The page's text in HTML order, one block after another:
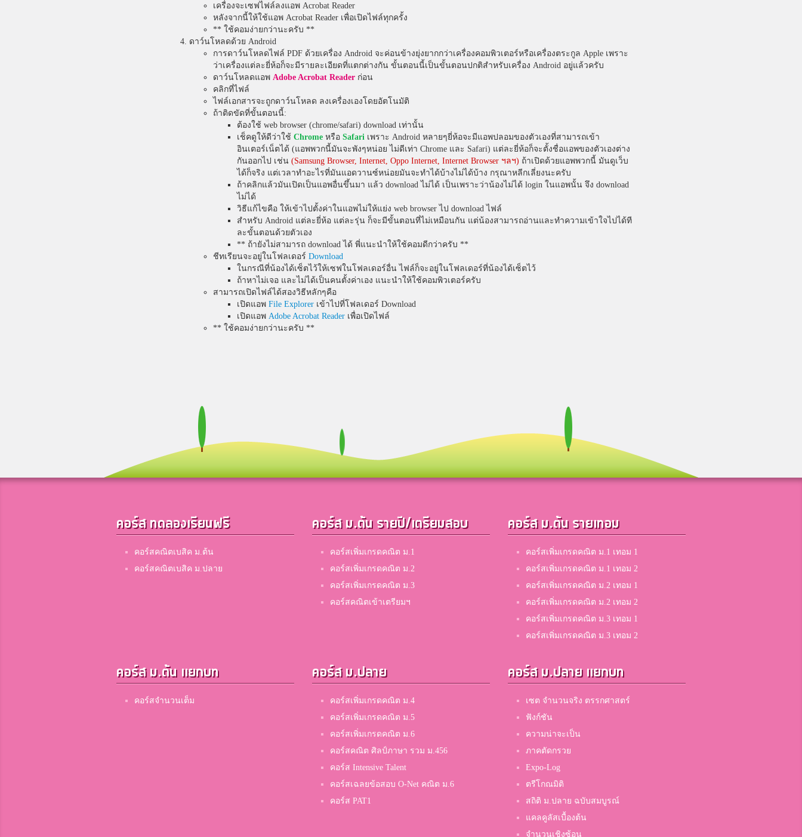
เครื่องจะเซฟไฟล์ลงแอพ Acrobat Reader
หลังจากนี้ให้ใช้แอพ Acrobat Reader เพื่อเปิดไฟล์ทุกครั้ง
** ใช้คอมง่ายกว่านะครับ **
ดาว์นโหลดด้วย Android
การดาว์นโหลดไฟล์ PDF ด้วยเครื่อง Android จะค่อนข้างยุ่งยากกว่าเครื่องคอมพิวเตอร์หรือเครื่องตระกูล Apple เพราะ
ว่าเครื่องแต่ละยี่ห้อก็จะมีรายละเอียดที่แตกต่างกัน ขั้นตอนนี้เป็นขั้นตอนปกติสำหรับเครื่อง Android อยู่แล้วครับ
ดาว์นโหลดแอพ Adobe Acrobat Reader ก่อน
คลิกที่ไฟล์
ไฟล์เอกสารจะถูกดาว์นโหลด ลงเครื่องเองโดยอัตโนมัติ
ถ้าติดขัดที่ขั้นตอนนี้:
ต้องใช้ web browser (chrome/safari) download เท่านั้น
เช็คดูให้ดีว่าใช้ Chrome หรือ Safari เพราะ Android หลายๆยี่ห้อจะมีแอพปลอมของตัวเองที่สามารถเข้า
อินเตอร์เน็ตได้ (แอพพวกนี้มันจะพังๆหน่อย ไม่ดีเท่า Chrome และ Safari) แต่ละยี่ห้อก็จะตั้งชื่อแอพของตัวเองต่าง
กันออกไป เช่น (Samsung Browser, Internet, Oppo Internet, Internet Browser ฯลฯ) ถ้าเปิดด้วยแอพพวกนี้ มันดูเว็บ
ได้ก็จริง แต่เวลาทำอะไรที่มันแอดวานซ์หน่อยมันจะทำได้บ้างไม่ได้บ้าง กรุณาหลีกเลี่ยงนะครับ
ถ้าคลิกแล้วมันเปิดเป็นแอพอื่นขึ้นมา แล้ว download ไม่ได้ เป็นเพราะว่าน้องไม่ได้ login ในแอพนั้น จึง download
ไม่ได้
วิธีแก้ไขคือ ให้เข้าไปตั้งค่าในแอพไม่ให้แย่ง web browser ไป download ไฟล์
สำหรับ Android แต่ละยี่ห้อ แต่ละรุ่น ก็จะมีขั้นตอนที่ไม่เหมือนกัน แต่น้องสามารถอ่านและทำความเข้าใจไปได้ที
ละขั้นตอนด้วยตัวเอง
** ถ้ายังไม่สามารถ download ได้ พี่แนะนำให้ใช้คอมดีกว่าครับ **
ชีทเรียนจะอยู่ในโฟลเดอร์ Download
ในกรณีที่น้องได้เซ็ตไว้ให้เซฟในโฟลเดอร์อื่น ไฟล์ก็จะอยู่ในโฟลเดอร์ที่น้องได้เซ็ตไว้
ถ้าหาไม่เจอ และไม่ได้เป็นคนตั้งค่าเอง แนะนำให้ใช้คอมพิวเตอร์ครับ
สามารถเปิดไฟล์ได้สองวิธีหลักๆคือ
เปิดแอพ File Explorer เข้าไปที่โฟลเดอร์ Download
เปิดแอพ Adobe Acrobat Reader เพื่อเปิดไฟล์
** ใช้คอมง่ายกว่านะครับ **
คอร์ส ทดลองเรียนฟรี
คอร์สคณิตเบสิค ม.ต้น
คอร์สคณิตเบสิค ม.ปลาย
คอร์ส ม.ต้น รายปี/เตรียมสอบ
คอร์สเพิ่มเกรดคณิต ม.1
คอร์สเพิ่มเกรดคณิต ม.2
คอร์สเพิ่มเกรดคณิต ม.3
คอร์สคณิตเข้าเตรียมฯ
คอร์ส ม.ต้น รายเทอม
คอร์สเพิ่มเกรดคณิต ม.1 เทอม 1
คอร์สเพิ่มเกรดคณิต ม.1 เทอม 2
คอร์สเพิ่มเกรดคณิต ม.2 เทอม 1
คอร์สเพิ่มเกรดคณิต ม.2 เทอม 2
คอร์สเพิ่มเกรดคณิต ม.3 เทอม 1
คอร์สเพิ่มเกรดคณิต ม.3 เทอม 2
คอร์ส ม.ต้น แยกบท
คอร์สจำนวนเต็ม
คอร์ส ม.ปลาย
คอร์สเพิ่มเกรดคณิต ม.4
คอร์สเพิ่มเกรดคณิต ม.5
คอร์สเพิ่มเกรดคณิต ม.6
คอร์สคณิต ศิลป์ภาษา รวม ม.456
คอร์ส Intensive Talent
คอร์สเฉลยข้อสอบ O-Net คณิต ม.6
คอร์ส PAT1
คอร์ส ม.ปลาย แยกบท
เซต จำนวนจริง ตรรกศาสตร์
ฟังก์ชัน
ความน่าจะเป็น
ภาคตัดกรวย
Expo-Log
ตรีโกณมิติ
สถิติ ม.ปลาย ฉบับสมบูรณ์
แคลคูลัสเบื้องต้น
จำนวนเชิงซ้อน